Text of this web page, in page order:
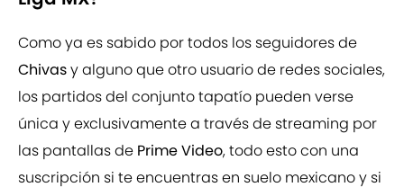
Como ya es sabido por todos los seguidores de
Chivasy alguno que otro usuario de redes sociales,
los partidos del conjunto tapatío pueden verse
única y exclusivamente a través de streaming por
las pantallas de Prime Video, todo esto con una
suscripción si te encuentras en suelo mexicano y si